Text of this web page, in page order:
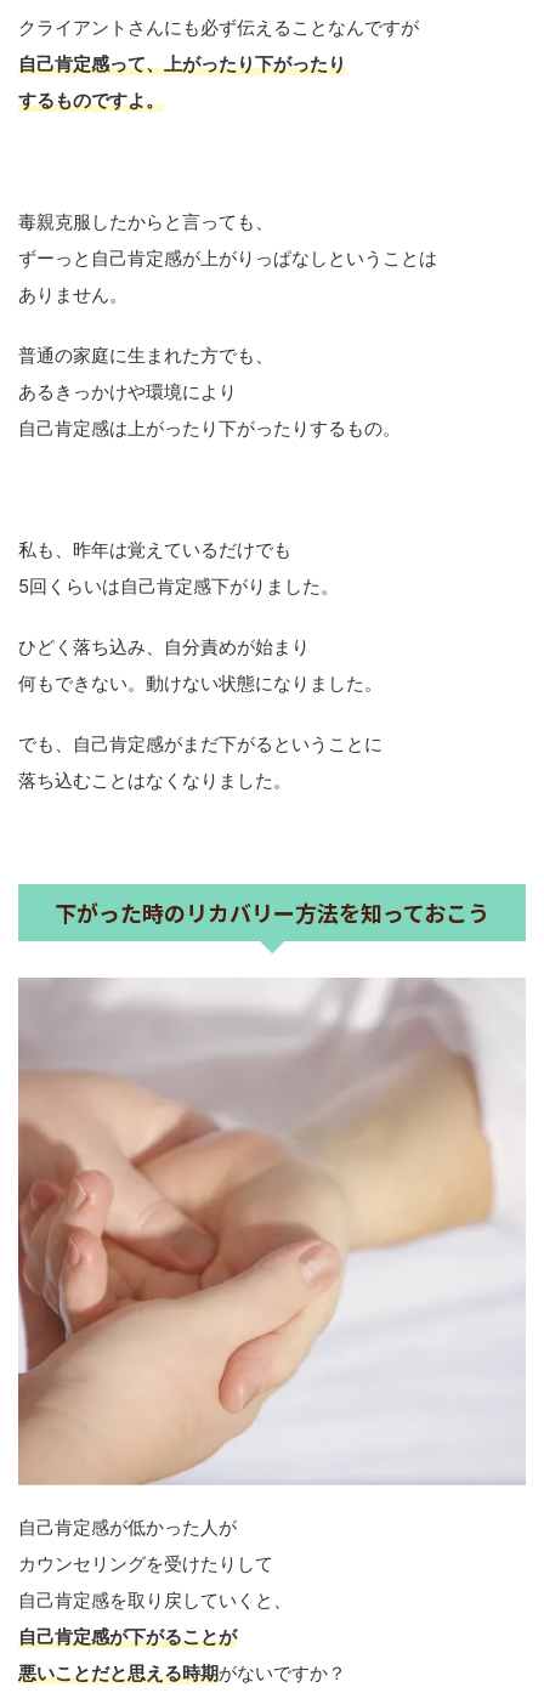
クライアントさんにも必ず伝えることなんですが
自己肯定感って、上がったり下がったり
するものですよ。
毒親克服したからと言っても、
ずーっと自己肯定感が上がりっぱなしということは
ありません。
普通の家庭に生まれた方でも、
あるきっかけや環境により
自己肯定感は上がったり下がったりするもの。
私も、昨年は覚えているだけでも
5回くらいは自己肯定感下がりました。
ひどく落ち込み、自分責めが始まり
何もできない。動けない状態になりました。
でも、自己肯定感がまだ下がるということに
落ち込むことはなくなりました。
下がった時のリカバリー方法を知っておこう
自己肯定感が低かった人が
カウンセリングを受けたりして
自己肯定感を取り戻していくと、
自己肯定感が下がることが
悪いことだと思える時期がないですか？